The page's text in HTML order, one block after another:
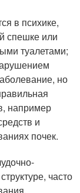
в психике,
спешке или
туалетами;
но
например
и
почек.
часто